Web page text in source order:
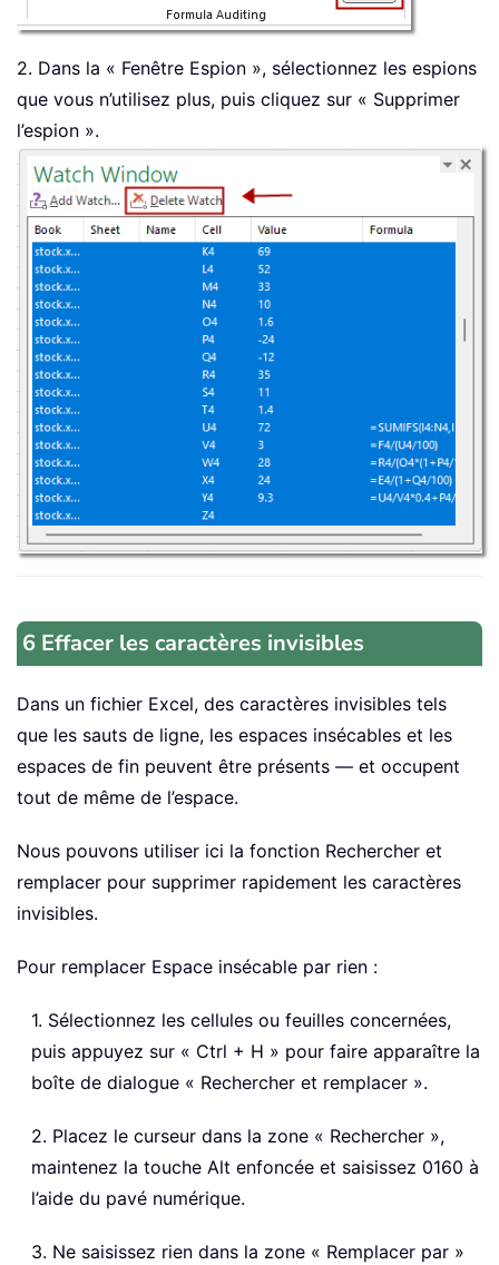
2. Dans la « Fenêtre Espion », sélectionnez les espions
que vous n’utilisez plus, puis cliquez sur « Supprimer
l’espion ».
6 Effacer les caractères invisibles
Dans un fichier Excel, des caractères invisibles tels
que les sauts de ligne, les espaces insécables et les
espaces de fin peuvent être présents — et occupent
tout de même de l’espace.
Nous pouvons utiliser ici la fonction Rechercher et
remplacer pour supprimer rapidement les caractères
invisibles.
Pour remplacer Espace insécable par rien :
1. Sélectionnez les cellules ou feuilles concernées,
puis appuyez sur « Ctrl + H » pour faire apparaître la
boîte de dialogue « Rechercher et remplacer ».
2. Placez le curseur dans la zone « Rechercher »,
maintenez la touche Alt enfoncée et saisissez 0160 à
l’aide du pavé numérique.
3. Ne saisissez rien dans la zone « Remplacer par »